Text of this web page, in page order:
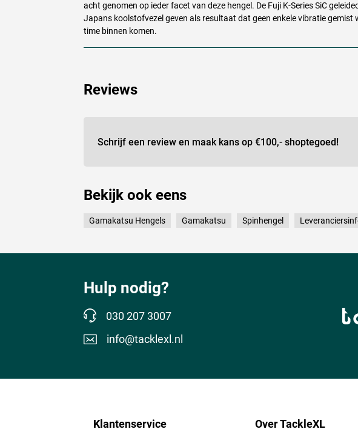
acht genomen op ieder facet van deze hengel. De Fuji K-Series SiC
Japans koolstofvezel geven als resultaat dat geen enkele vibratie gemist
time binnen komen.
Reviews
Schrijf een review en maak kans op €100,- shoptegoed!
Bekijk ook eens
Gamakatsu Hengels Gamakatsu Spinhengel
Hulp nodig?
030 207 3007
info@tacklexl.nl
Klantenservice Over TackleXL